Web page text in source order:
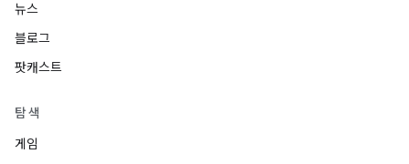
뉴스
블로그
팟캐스트
탐색
게임